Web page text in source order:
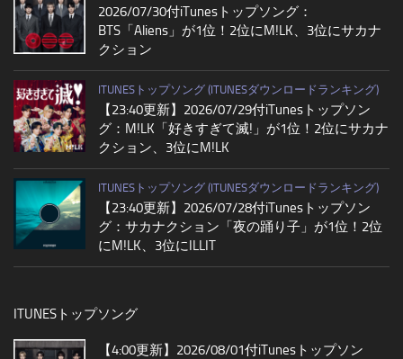
2026/07/30付iTunesトップソング：
BTS「Aliens」が1位！2位にM!LK、3位にサカナ
クション
ITUNESトップソング (ITUNESダウンロードランキング)
【23:40更新】2026/07/29付iTunesトップソン
グ：M!LK「好きすぎて滅!」が1位！2位にサカナ
クション、3位にM!LK
ITUNESトップソング (ITUNESダウンロードランキング)
【23:40更新】2026/07/28付iTunesトップソン
グ：サカナクション「夜の踊り子」が1位！2位
にM!LK、3位にILLIT
ITUNESトップソング
【4:00更新】2026/08/01付iTunesトップソン